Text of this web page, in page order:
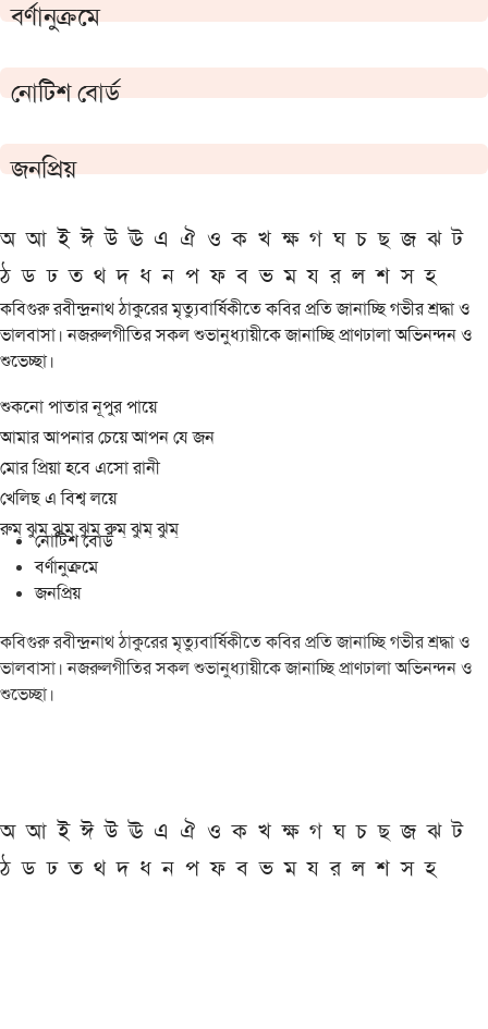
বর্ণানুক্রমে
নোটিশ বোর্ড
জনপ্রিয়
অ আ ই ঈ উ ঊ এ ঐ ও ক খ ক্ষ গ ঘ চ ছ জ ঝ ট
ঠ ড ঢ ত থ দ ধ ন প ফ ব ভ ম য র ল শ স হ
কবিগুরু রবীন্দ্রনাথ ঠাকুরের মৃত্যুবার্ষিকীতে কবির প্রতি জানাচ্ছি গভীর শ্রদ্ধা ও
ভালবাসা। নজরুলগীতির সকল শুভানুধ্যায়ীকে জানাচ্ছি প্রাণঢালা অভিনন্দন ও
শুভেচ্ছা।
শুকনো পাতার নূপুর পায়ে
আমার আপনার চেয়ে আপন যে জন
মোর প্রিয়া হবে এসো রানী
খেলিছ এ বিশ্ব লয়ে
রুম্ ঝুম্ ঝুম্ ঝুম্ রুম্ ঝুম্ ঝুম্
নোটিশ বোর্ড
বর্ণানুক্রমে
জনপ্রিয়
কবিগুরু রবীন্দ্রনাথ ঠাকুরের মৃত্যুবার্ষিকীতে কবির প্রতি জানাচ্ছি গভীর শ্রদ্ধা ও
ভালবাসা। নজরুলগীতির সকল শুভানুধ্যায়ীকে জানাচ্ছি প্রাণঢালা অভিনন্দন ও
শুভেচ্ছা।
অ আ ই ঈ উ ঊ এ ঐ ও ক খ ক্ষ গ ঘ চ ছ জ ঝ ট
ঠ ড ঢ ত থ দ ধ ন প ফ ব ভ ম য র ল শ স হ